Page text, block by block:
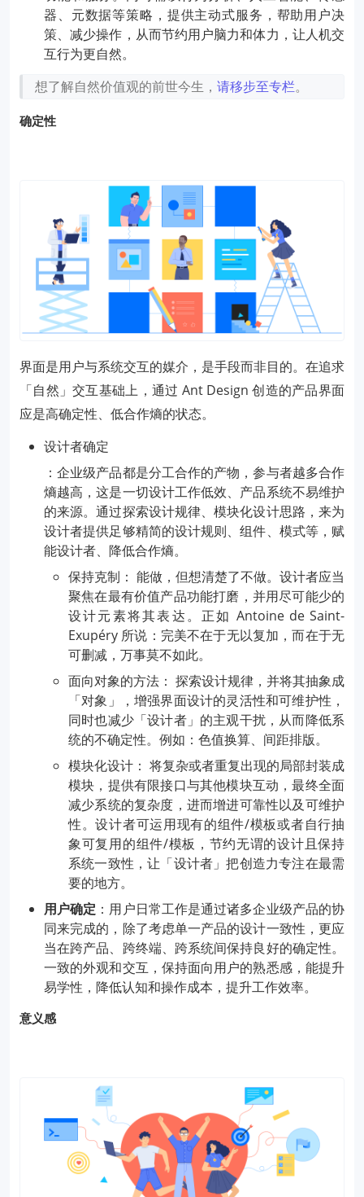
器、元数据等策略，提供主动式服务，帮助用户决
策、减少操作，从而节约用户脑力和体力，让人机交
互行为更自然。
想了解自然价值观的前世今生， 请移步至专栏。
确定性
界面是用户与系统交互的媒介，是手段而非目的。在追求
「自然」交互基础上，通过 Ant Design 创造的产品界面
应是高确定性、低合作熵的状态。
设计者确定
：企业级产品都是分工合作的产物，参与者越多合作
熵越高，这是一切设计工作低效、产品系统不易维护
的来源。通过探索设计规律、模块化设计思路，来为
设计者提供足够精简的设计规则、组件、模式等，赋
能设计者、降低合作熵。
保持克制： 能做，但想清楚了不做。设计者应当
聚焦在最有价值产品功能打磨，并用尽可能少的
设计元素将其表达。正如 Antoine de Saint-
Exupéry 所说：完美不在于无以复加，而在于无
可删减，万事莫不如此。
面向对象的方法： 探索设计规律，并将其抽象成
「对象」，增强界面设计的灵活性和可维护性，
同时也减少「设计者」的主观干扰，从而降低系
统的不确定性。例如：色值换算、间距排版。
模块化设计： 将复杂或者重复出现的局部封装成
模块，提供有限接口与其他模块互动，最终全面
减少系统的复杂度，进而增进可靠性以及可维护
性。设计者可运用现有的组件/模板或者自行抽
象可复用的组件/模板，节约无谓的设计且保持
系统一致性，让「设计者」把创造力专注在最需
要的地方。
用户确定 ：用户日常工作是通过诸多企业级产品的协
同来完成的，除了考虑单一产品的设计一致性，更应
当在跨产品、跨终端、跨系统间保持良好的确定性。
一致的外观和交互，保持面向用户的熟悉感，能提升
易学性，降低认知和操作成本，提升工作效率。
意义感